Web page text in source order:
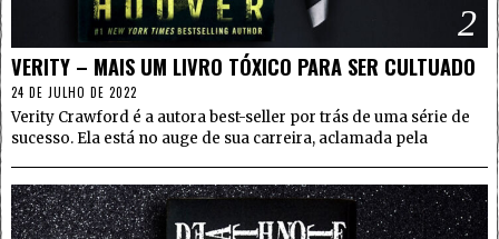
2
VERITY – MAIS UM LIVRO TÓXICO PARA SER CULTUADO
24 DE JULHO DE 2022
Verity Crawford é a autora best-seller por trás de uma série de
sucesso. Ela está no auge de sua carreira, aclamada pela